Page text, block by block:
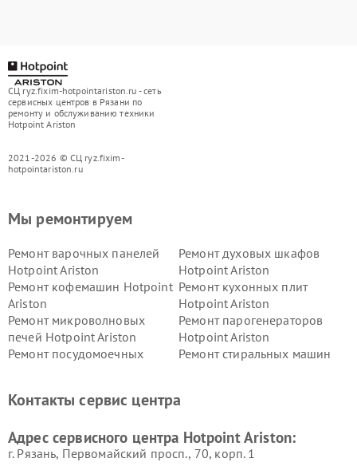
СЦ ryz.fixim-hotpointariston.ru - сеть
сервисных центров в Рязани по
ремонту и обслуживанию техники
Hotpoint Ariston
2021-2026 © СЦ ryz.fixim-
hotpointariston.ru
Мы ремонтируем
Ремонт варочных панелей
Hotpoint Ariston
Ремонт духовых шкафов
Hotpoint Ariston
Ремонт кофемашин Hotpoint
Ariston
Ремонт кухонных плит
Hotpoint Ariston
Ремонт микроволновых
печей Hotpoint Ariston
Ремонт парогенераторов
Hotpoint Ariston
Ремонт посудомоечных
Ремонт стиральных машин
Hotpoint Ariston
Hotpoint Ariston
Ariston
Hotpoint Ariston
Контакты сервис центра
Адрес сервисного центра Hotpoint Ariston:
г. Рязань, Первомайский просп., 70, корп. 1